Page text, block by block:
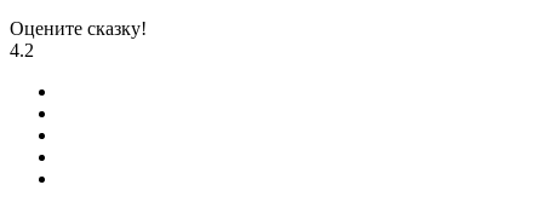
Оцените сказку!
4.2